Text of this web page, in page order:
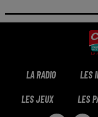
LA RADIO LES
LES JEUX LES